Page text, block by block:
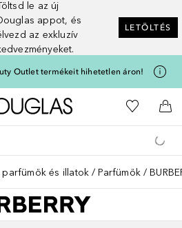
le az új
appot, és
az exkluzív
LETÖLTÉS
Outlet termékeit hihetetlen áron!
A Douglas Főoldalra
A
parfümök és illatok Parfümök